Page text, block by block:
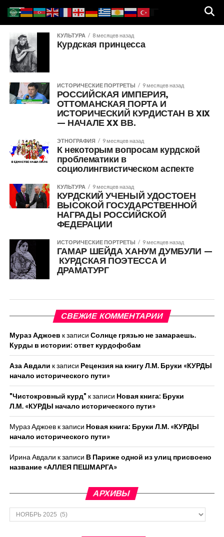
КУЛЬТУРА 8 месяцев назад
Курдская принцесса
ИСТОРИЧЕСКИЕ ПОРТРЕТЫ 9 месяцев назад
РОССИЙСКАЯ ИМПЕРИЯ,
ОТТОМАНСКАЯ ПОРТА И
ИСТОРИЧЕСКИЙ КУРДИСТАН В XIX
— НАЧАЛЕ XX ВВ.
ЭТНОГРАФИЯ 9 месяцев назад
К некоторым вопросам курдской
проблематики в
социолингвистическом аспекте
КУЛЬТУРА 9 месяцев назад
КУРДСКИЙ УЧЕНЫЙ УДОСТОЕН
ВЫСОКОЙ ГОСУДАРСТВЕННОЙ
НАГРАДЫ РОССИЙСКОЙ
ФЕДЕРАЦИИ
ИСТОРИЧЕСКИЕ ПОРТРЕТЫ 9 месяцев назад
ГАМАР ШЕЙДА ХАНУМ ДУМБУЛИ —
КУРДСКАЯ ПОЭТЕССА И
ДРАМАТУРГ
СВЕЖИЕ КОММЕНТАРИИ
Мураз Аджоев к записи Солнце грязью не замараешь.
Курды в истории: ответ курдофобам
Аза Авдали к записи Рецензия на книгу Л.М. Бруки «КУРДЫ
начало исторического пути»
"Чистокровный курд" к записи Новая книга: Бруки
Л.М. «КУРДЫ начало исторического пути»
Мураз Аджоевк записи Новая книга: Бруки Л.М. «КУРДЫ
начало исторического пути»
Ирина Авдали к записи В Париже одной из улиц присвоено
название «АЛЛЕЯ ПЕШМАРГА»
АРХИВЫ
Архивы